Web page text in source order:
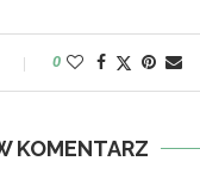
0
KOMENTARZ